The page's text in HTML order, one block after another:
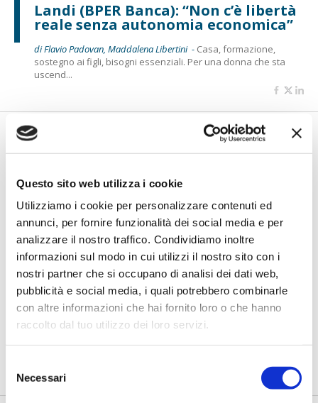
Questo sito web utilizza i cookie
Utilizziamo i cookie per personalizzare contenuti ed
annunci, per fornire funzionalità dei social media e per
analizzare il nostro traffico. Condividiamo inoltre
informazioni sul modo in cui utilizzi il nostro sito con i
nostri partner che si occupano di analisi dei dati web,
pubblicità e social media, i quali potrebbero combinarle
con altre informazioni che hai fornito loro o che hanno
raccolto dal tuo utilizzo dei loro servizi.
del
consenso
Necessari
Landi (BPER Banca): “Non c’è libertà
reale senza autonomia economica”
di Flavio Padovan, Maddalena Libertini - Casa, formazione,
sostegno ai figli, bisogni essenziali. Per una donna che sta
uscend...
BANCAFORTE TV
Giuppa (BCC Roma): “Da senzatetto
a giardinieri urbani, così l’inclusione
diventa lavoro”
di Flavio Padovan, Maddalena Libertini -Restituire una
possibilità di lavoro a persone senza dimora e, nello stesso